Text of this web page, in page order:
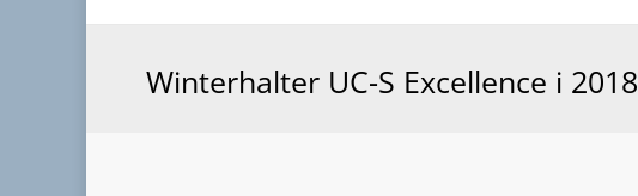
Winterhalter UC-S Excellence i 2018